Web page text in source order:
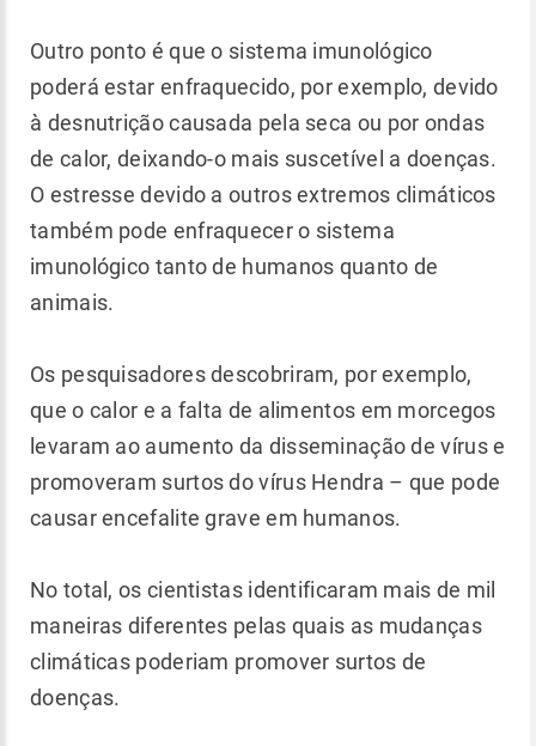
Outro ponto é que o sistema imunológico
poderá estar enfraquecido, por exemplo, devido
à desnutrição causada pela seca ou por ondas
de calor, deixando-o mais suscetível a doenças.
O estresse devido a outros extremos climáticos
também pode enfraquecer o sistema
imunológico tanto de humanos quanto de
animais.
Os pesquisadores descobriram, por exemplo,
que o calor e a falta de alimentos em morcegos
levaram ao aumento da disseminação de vírus e
promoveram surtos do vírus Hendra – que pode
causar encefalite grave em humanos.
No total, os cientistas identificaram mais de mil
maneiras diferentes pelas quais as mudanças
climáticas poderiam promover surtos de
doenças.